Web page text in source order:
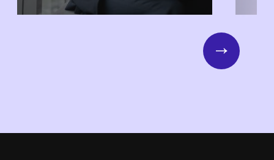
Next